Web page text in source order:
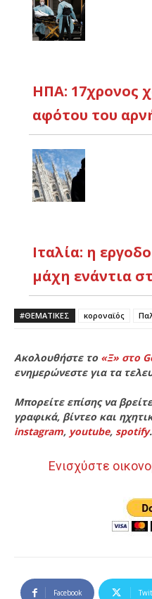
ΗΠΑ: 17χρονος
αφότου του
Ιταλία: η
μάχη ενάντια
#ΘΕΜΑΤΙΚΈΣ κοροναϊός
Ακολουθήστε το «Ξ» στο
ενημερώνεστε για τα
Μπορείτε επίσης να
γραφικά, βίντεο και
instagram, youtube, spotify.
Ενισχύστε
Facebook